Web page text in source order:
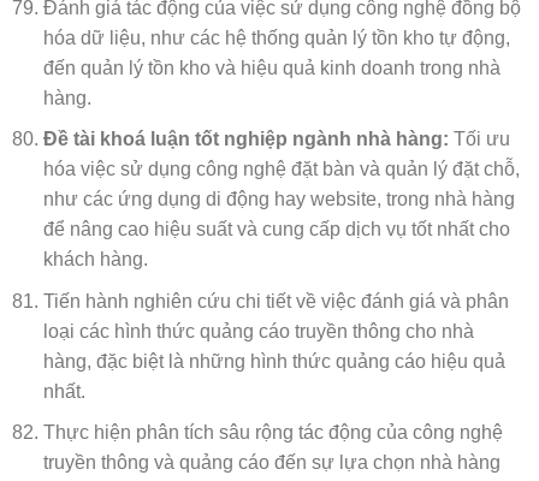
Đánh giá tác động của việc sử dụng công nghệ đồng bộ
hóa dữ liệu, như các hệ thống quản lý tồn kho tự động,
đến quản lý tồn kho và hiệu quả kinh doanh trong nhà
hàng.
Đề tài khoá luận tốt nghiệp ngành nhà hàng: Tối ưu
hóa việc sử dụng công nghệ đặt bàn và quản lý đặt chỗ,
như các ứng dụng di động hay website, trong nhà hàng
để nâng cao hiệu suất và cung cấp dịch vụ tốt nhất cho
khách hàng.
Tiến hành nghiên cứu chi tiết về việc đánh giá và phân
loại các hình thức quảng cáo truyền thông cho nhà
hàng, đặc biệt là những hình thức quảng cáo hiệu quả
nhất.
Thực hiện phân tích sâu rộng tác động của công nghệ
truyền thông và quảng cáo đến sự lựa chọn nhà hàng